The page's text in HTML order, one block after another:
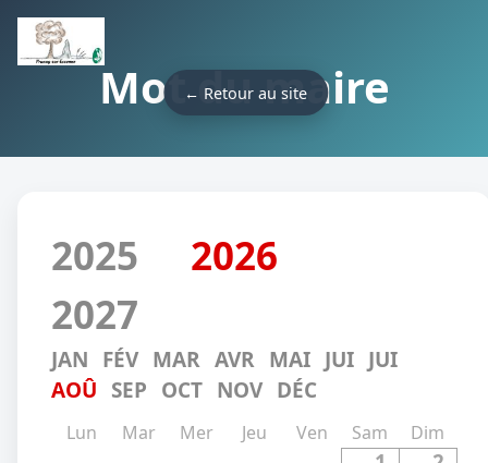
← Retour au site
Mot du maire
2025
2026
2027
JAN FÉV MAR AVR MAI JUI JUI
AOÛ SEP OCT NOV DÉC
Lun Mar Mer Jeu Ven Sam Dim